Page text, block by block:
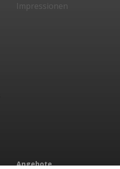
Impressionen
Angebote